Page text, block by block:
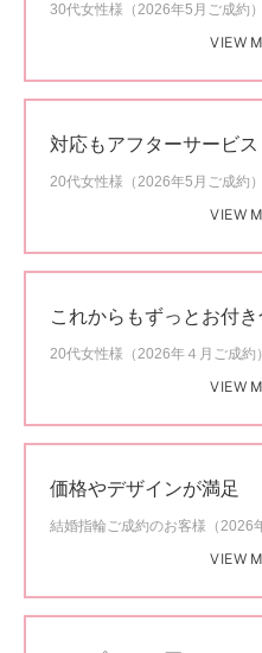
30代女性様（2026年5月ご成約）
VIEW
対応もアフターサービ
20代女性様（2026年5月ご成約）
VIEW
これからもずっとお付
20代女性様（2026年４月ご成約）
VIEW
価格やデザインが満足
結婚指輪ご成約のお客様（2026
VIEW